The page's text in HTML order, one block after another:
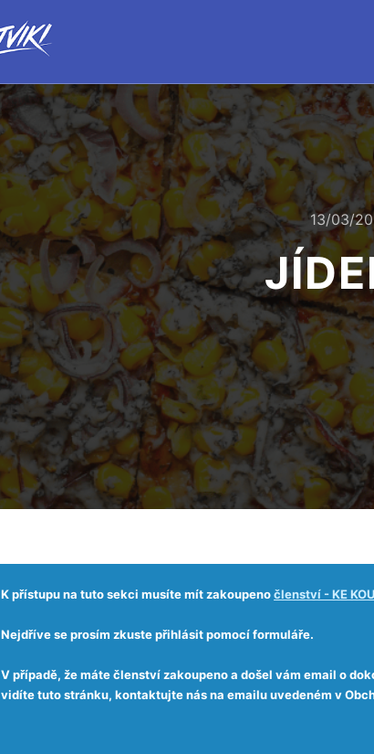
13/03/
K přístupu na tuto sekci musíte mít zakoupenočlenství - KE
Nejdříve se prosím zkuste přihlásit pomocí formuláře.
V případě, že máte členství zakoupeno a došel vám email o
vidíte tuto stránku, kontaktujte nás na emailu uvedeném v